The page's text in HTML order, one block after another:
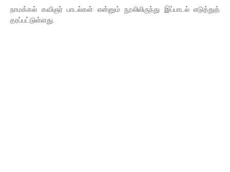
நாமக்கல் கவிஞர் பாடல்கள் என்னும் நூலிலிருந்து இப்பாடல் எடுத்துத்
தரப்பட்டுள்ளது.